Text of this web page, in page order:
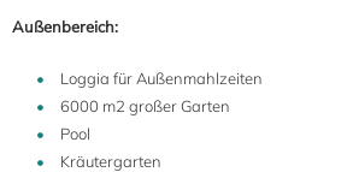
Außenbereich:
Loggia für Außenmahlzeiten
6000 m2 großer Garten
Pool
Kräutergarten